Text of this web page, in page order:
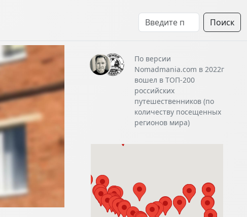
Поиск
По версии
Nomadmania.com в 2022г
вошел в ТОП-200
российских
путешественников (по
количеству посещенных
регионов мира)